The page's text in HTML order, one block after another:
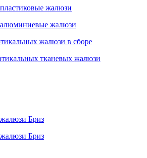
жалюзи
жалюзи
жалюзи в сборе
тканевых жалюзи
Бриз
Бриз